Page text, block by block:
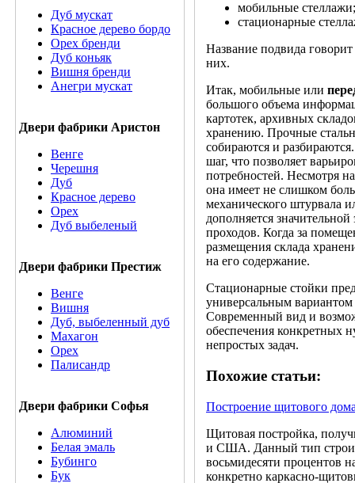
Дуб мускат
Красное дерево бордо
Орех бренди
Дуб коньяк
Вишня бренди
Анегри мускат
Двери фабрики Аристон
Венге
Черешня
Дуб
Красное дерево
Орех
Дуб выбеленый
Двери фабрики Престиж
Венге
Вишня
Дуб, выбеленный дуб
Махагон
Орех
Палисандр
Двери фабрики Софья
Алюминий
Белая эмаль
Бубинго
Бук
мобильные стеллажи;
стационарные
Название подвида
них.
Итак, мобильные или
большого объема
картотек, архивных
хранению. Прочные
собираются и
шаг, что позволяет
потребностей. Несмотря
она имеет не слишком
механического штурвала
дополняется
проходов. Когда за
размещения склада
на его содержание.
Стационарные стойки
универсальным
Современный вид и
обеспечения конкретных
непростых задач.
Похожие статьи:
Построение щитового
Щитовая постройка,
и США. Данный тип
восьмидесяти
конкретно каркасно-